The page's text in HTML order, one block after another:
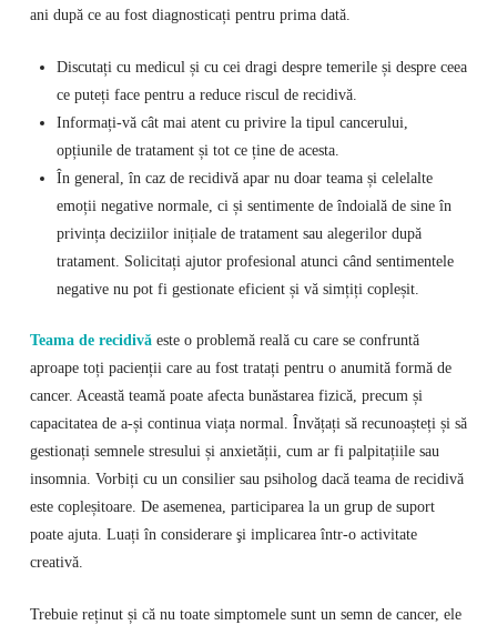
ani după ce au fost diagnosticați pentru prima dată.
Discutați cu medicul și cu cei dragi despre temerile și despre ceea
ce puteți face pentru a reduce riscul de recidivă.
Informați-vă cât mai atent cu privire la tipul cancerului,
opțiunile de tratament și tot ce ține de acesta.
În general, în caz de recidivă apar nu doar teama și celelalte
emoții negative normale, ci și sentimente de îndoială de sine în
privința deciziilor inițiale de tratament sau alegerilor după
tratament. Solicitați ajutor profesional atunci când sentimentele
negative nu pot fi gestionate eficient și vă simțiți copleșit.
Teama de recidivă este o problemă reală cu care se confruntă
aproape toți pacienții care au fost tratați pentru o anumită formă de
cancer. Această teamă poate afecta bunăstarea fizică, precum și
capacitatea de a-și continua viața normal. Învățați să recunoașteți și să
gestionați semnele stresului și anxietății, cum ar fi palpitațiile sau
insomnia. Vorbiți cu un consilier sau psiholog dacă teama de recidivă
este copleșitoare. De asemenea, participarea la un grup de suport
poate ajuta. Luați în considerare şi implicarea într-o activitate
creativă.
Trebuie reținut și că nu toate simptomele sunt un semn de cancer, ele